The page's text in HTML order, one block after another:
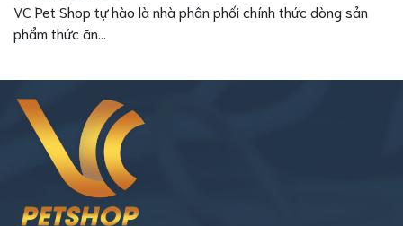
VC Pet Shop tự hào là nhà phân phối chính thức dòng sản
phẩm thức ăn...